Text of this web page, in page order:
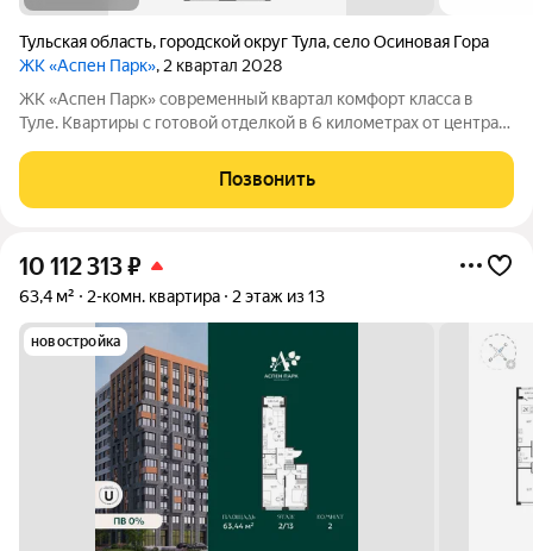
Тульская область, городской округ Тула,село Осиновая Гора
ЖК «Аспен Парк», 2 квартал 2028
ЖК «Аспен Парк» современный квартал комфорт класса в
Туле. Квартиры с готовой отделкой в 6 километрах от центра
корпуса высотой от 9 до 13 этажей. Фасады домов воплощают
образ древесной коры.
Позвонить
10 112 313₽
63,4 м² 2-комн. квартира 2 этаж из 13
новостройка